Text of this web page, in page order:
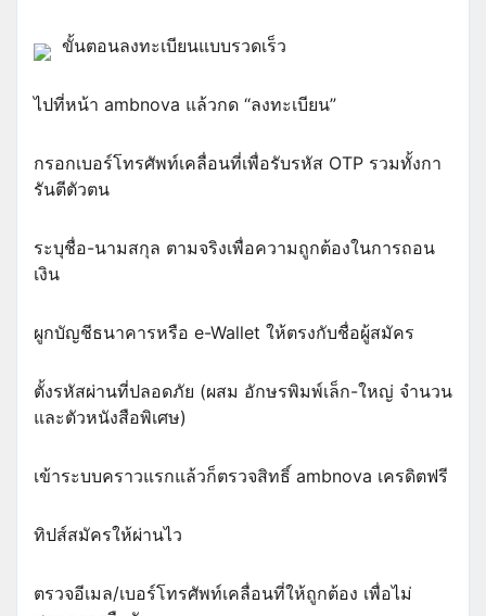
ขั้นตอนลงทะเบียนแบบรวดเร็ว
ไปที่หน้า ambnova แล้วกด “ลงทะเบียน”
กรอกเบอร์โทรศัพท์เคลื่อนที่เพื่อรับรหัส OTP รวมทั้งกา
รันตีตัวตน
ระบุชื่อ-นามสกุล ตามจริงเพื่อความถูกต้องในการถอน
เงิน
ผูกบัญชีธนาคารหรือ e-Wallet ให้ตรงกับชื่อผู้สมัคร
ตั้งรหัสผ่านที่ปลอดภัย (ผสม อักษรพิมพ์เล็ก-ใหญ่ จำนวน
และตัวหนังสือพิเศษ)
เข้าระบบคราวแรกแล้วก็ตรวจสิทธิ์ ambnova เครดิตฟรี
ทิปส์สมัครให้ผ่านไว
ตรวจอีเมล/เบอร์โทรศัพท์เคลื่อนที่ให้ถูกต้อง เพื่อไม่